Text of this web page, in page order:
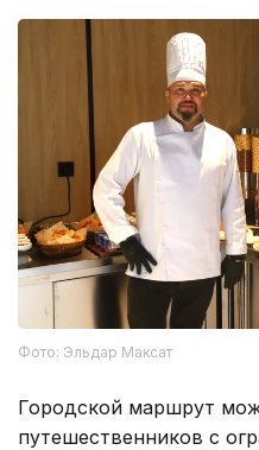
Фото: Эльдар Максат
Городской маршрут
путешественников с